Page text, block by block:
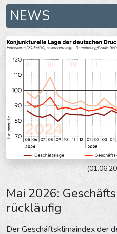
NEWS
Mai 2026:
rückläufig
Der Geschäftsklimaindex der